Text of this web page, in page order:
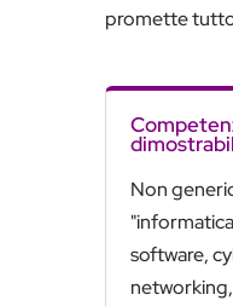
promette
Non
software,